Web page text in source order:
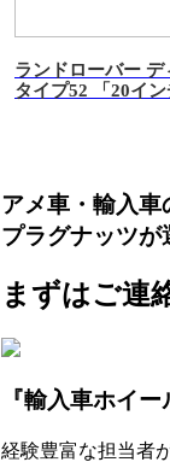
ランドローバー
タイプ52 「20イン
アメ車・輸入車
プラグナッツが
まずはご連
『輸入車ホイ
経験豊富な担当者